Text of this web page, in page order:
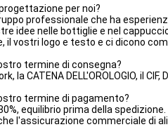
per noi?
professionale che ha
idee nelle bottiglie e nel
il vostri logo e testo e ci dicono
termine di consegna?
la CATENA DELL'OROLOGIO, il
termine di pagamento?
equilibrio prima della spedizione.
l'assicurazione commerciale di